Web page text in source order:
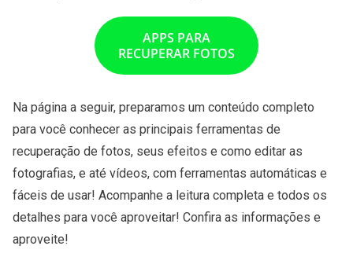
APPS PARA
RECUPERAR FOTOS
Na página a seguir, preparamos um conteúdo completo
para você conhecer as principais ferramentas de
recuperação de fotos, seus efeitos e como editar as
fotografias, e até vídeos, com ferramentas automáticas e
fáceis de usar! Acompanhe a leitura completa e todos os
detalhes para você aproveitar! Confira as informações e
aproveite!